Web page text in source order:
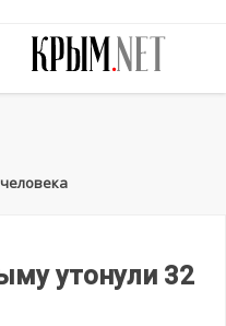
утонули 32